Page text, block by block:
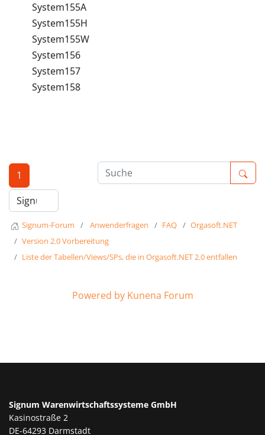
System155A
System155H
System155W
System156
System157
System158
1
Signum-Forum Anwenderfragen FAQ
Orgasoft.NET
Version 2.0 Vorbereitung
Liste der Tabellen/Views/SPs, die in Orgasoft.NET 2.0 entfallen
Powered by Kunena Forum
Signum Warenwirtschaftssysteme GmbH
Kasinostraße 2
DE-64293 Darmstadt